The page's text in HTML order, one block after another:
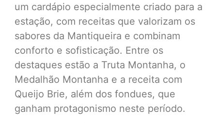
um cardápio especialmente criado para a
estação, com receitas que valorizam os
sabores da Mantiqueira e combinam
conforto e sofisticação. Entre os
destaques estão a Truta Montanha, o
Medalhão Montanha e a receita com
Queijo Brie, além dos fondues, que
ganham protagonismo neste período.